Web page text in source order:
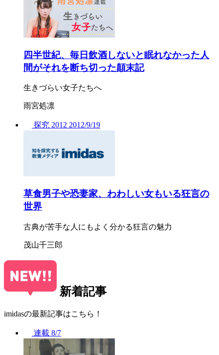
四半世紀、毎日飲酒しないと眠れなかった人
間がそれを断ち切った顛末記
生きづらい女子たちへ
雨宮処凛
探究 2012 2012/9/19
草食男子や恐妻家、わわしい女もいる狂言の
世界
古典が苦手な人にもよく分かる狂言の魅力
茂山千三郎
新着記事
imidasの最新記事はこちら！
連載 8/7